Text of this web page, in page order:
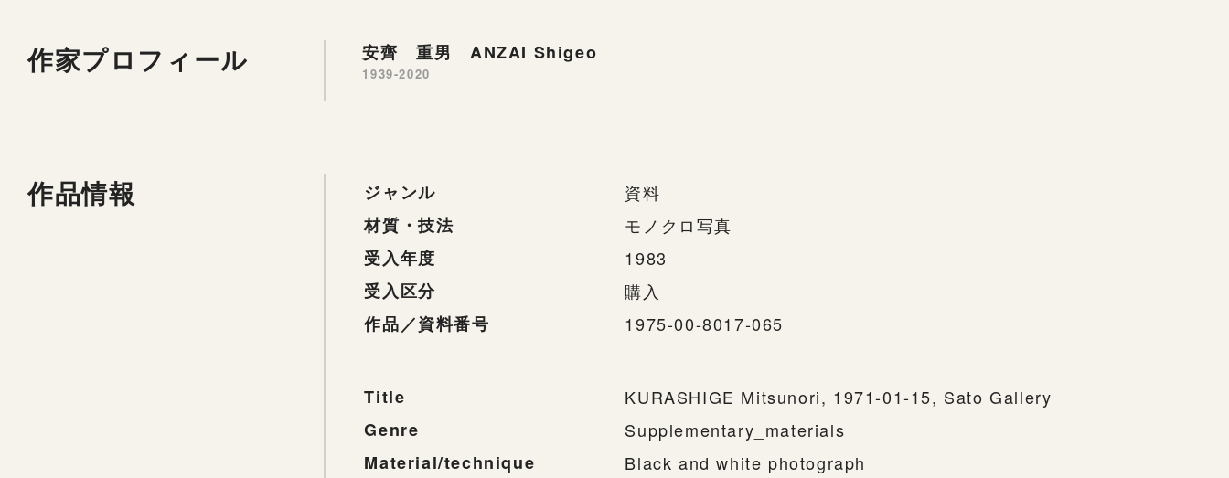
作家プロフィール 安齊 重男 ANZAI Shigeo
1939-2020
作品情報 ジャンル
資料
材質・技法
モノクロ写真
受入年度
1983
受入区分
購入
作品／資料番号
1975-00-8017-065
Title
KURASHIGE Mitsunori, 1971-01-15, Sato Gallery
Genre
Supplementary_materials
Material/technique
Black and white photograph